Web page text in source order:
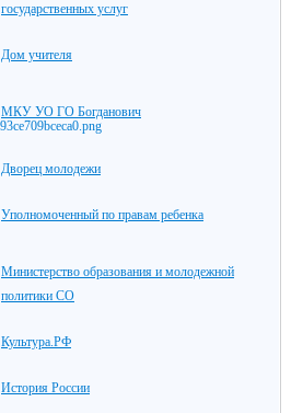
государственных услуг
Дом учителя
МКУ УО ГО Богданович
Дворец молодежи
Уполномоченный по правам ребенка
Министерство образования и молодежной
политики СО
Культура.РФ
История России